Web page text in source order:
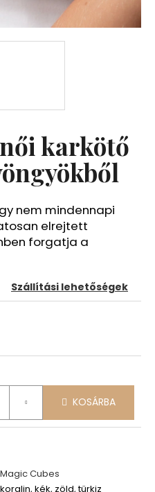
karkötő
nem mindennapi
elrejtett
forgatja a
Szállítási lehetőségek
KOSÁRBA
Magic Cubes
koralin, kék, zöld, türkiz